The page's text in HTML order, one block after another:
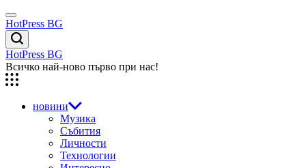
Skip
to
content
Menu
HotPress BG
Търсене
HotPress BG
Всичко най-ново първо при нас!
новини
Музика
Събития
Личности
Технологии